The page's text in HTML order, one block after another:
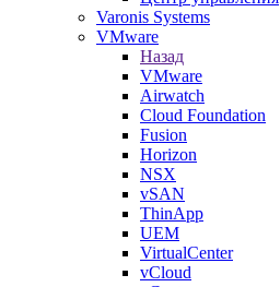
Varonis Systems
VMware
Назад
VMware
Airwatch
Cloud Foundation
Fusion
Horizon
NSX
vSAN
ThinApp
UEM
VirtualCenter
vCloud